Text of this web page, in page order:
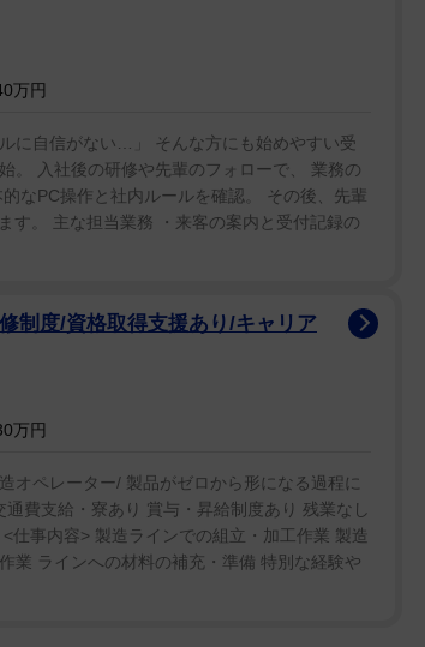
が、元タカラジェンヌらしく背筋が伸
前で記念撮影。「#入学式、最前列の真ん
いただきました」とハッシュタグをつけ
塚音楽学校に102期生として入学。24年
後は、得意の歌を生かし、舞台やディナー
しながら、大学で舞台芸術に活かせる研究
行ったりきたりしながら充実した時間にで
万円
に自信がない…」 そんな方にも始めやすい受
。 入社後の研修や先輩のフォローで、 業務の
なPC操作と社内ルールを確認。 その後、先輩
す。 主な担当業務 ・来客の案内と受付記録の
制度/資格取得支援あり/キャリア
万円
オペレーター/ 製品がゼロから形になる過程に
費支給・寮あり 賞与・昇給制度あり 残業なし
仕事内容> 製造ラインでの組立・加工作業 製造
業 ラインへの材料の補充・準備 特別な経験や